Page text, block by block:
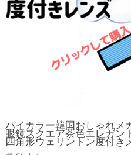
バイカラー韓国おしゃれメ
眼鏡スクエア茶色エレガン
四角形ウェリントン度付き